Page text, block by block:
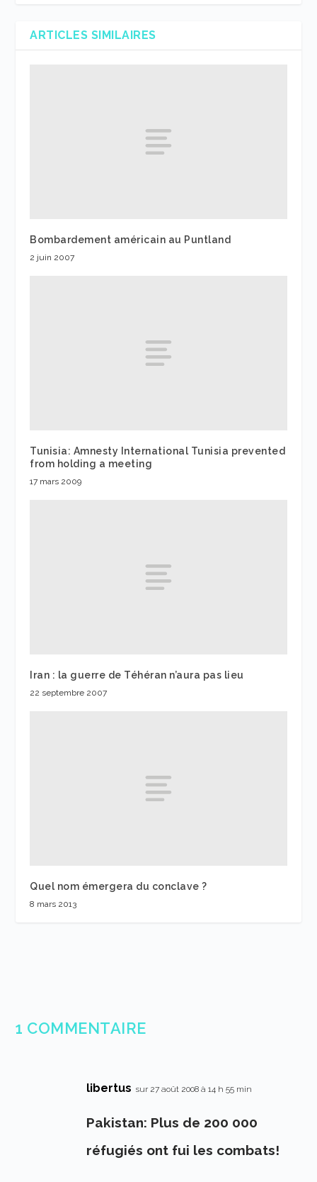
ARTICLES SIMILAIRES
Bombardement américain au Puntland
2 juin 2007
Tunisia: Amnesty International Tunisia prevented
from holding a meeting
17 mars 2009
Iran : la guerre de Téhéran n’aura pas lieu
22 septembre 2007
Quel nom émergera du conclave ?
8 mars 2013
1 COMMENTAIRE
libertus sur 27 août 2008 à 14 h 55 min
Pakistan: Plus de 200 000
réfugiés ont fui les combats!